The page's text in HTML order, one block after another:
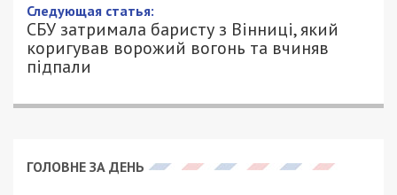
Следующая статья:
СБУ затримала баристу з Вінниці, який
коригував ворожий вогонь та вчиняв
підпали
ГОЛОВНЕ ЗА ДЕНЬ